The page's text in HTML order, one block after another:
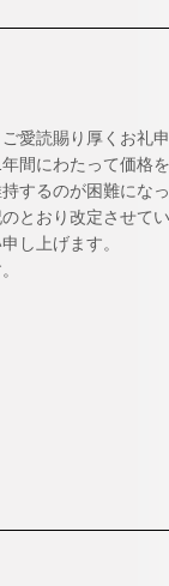
愛読賜り厚くお礼申
間にわたって価格
するのが困難になっ
とおり改定させて
し上げます。